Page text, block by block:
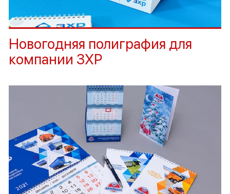
Новогодняя полиграфия для
компании ЗХР